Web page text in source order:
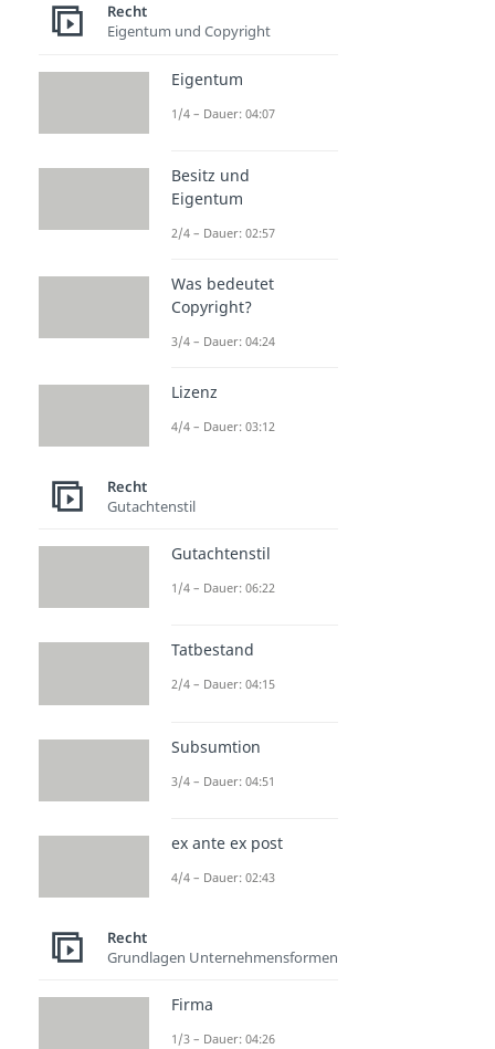
Recht
Eigentum und Copyright
Eigentum
1/4 – Dauer: 04:07
Besitz und
Eigentum
2/4 – Dauer: 02:57
Was bedeutet
Copyright?
3/4 – Dauer: 04:24
Lizenz
4/4 – Dauer: 03:12
Recht
Gutachtenstil
Gutachtenstil
1/4 – Dauer: 06:22
Tatbestand
2/4 – Dauer: 04:15
Subsumtion
3/4 – Dauer: 04:51
ex ante ex post
4/4 – Dauer: 02:43
Recht
Grundlagen Unternehmensformen
Firma
1/3 – Dauer: 04:26